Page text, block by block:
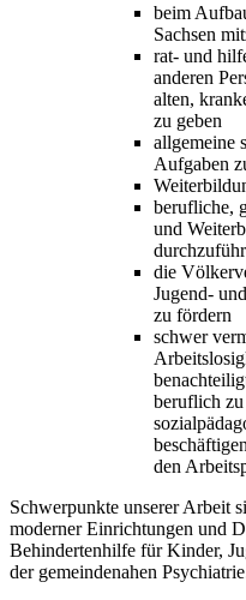
beim
Sachsen
rat- und
anderen
alten,
zu geben
allgemeine
Aufgaben
berufliche,
und
die
Jugend-
zu fördern
schwer
beruflich
den
Schwerpunkte unserer Arbeit
moderner Einrichtungen und
Behindertenhilfe für Kinder,
der gemeindenahen